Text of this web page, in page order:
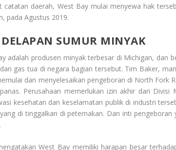
catatan daerah, West Bay mulai menyewa hak
pada Agustus 2019.
SUMUR MINYAK
adalah produsen minyak terbesar di Michigan, dan
gas tua di negara bagian tersebut. Tim Baker,
dan menyelesaikan pengeboran di North Fork
Perusahaan memerlukan izin akhir dari
kesehatan dan keselamatan publik di industri
yang di tinggalkan di peternakan. Dan inti
West Bay memiliki harapan besar